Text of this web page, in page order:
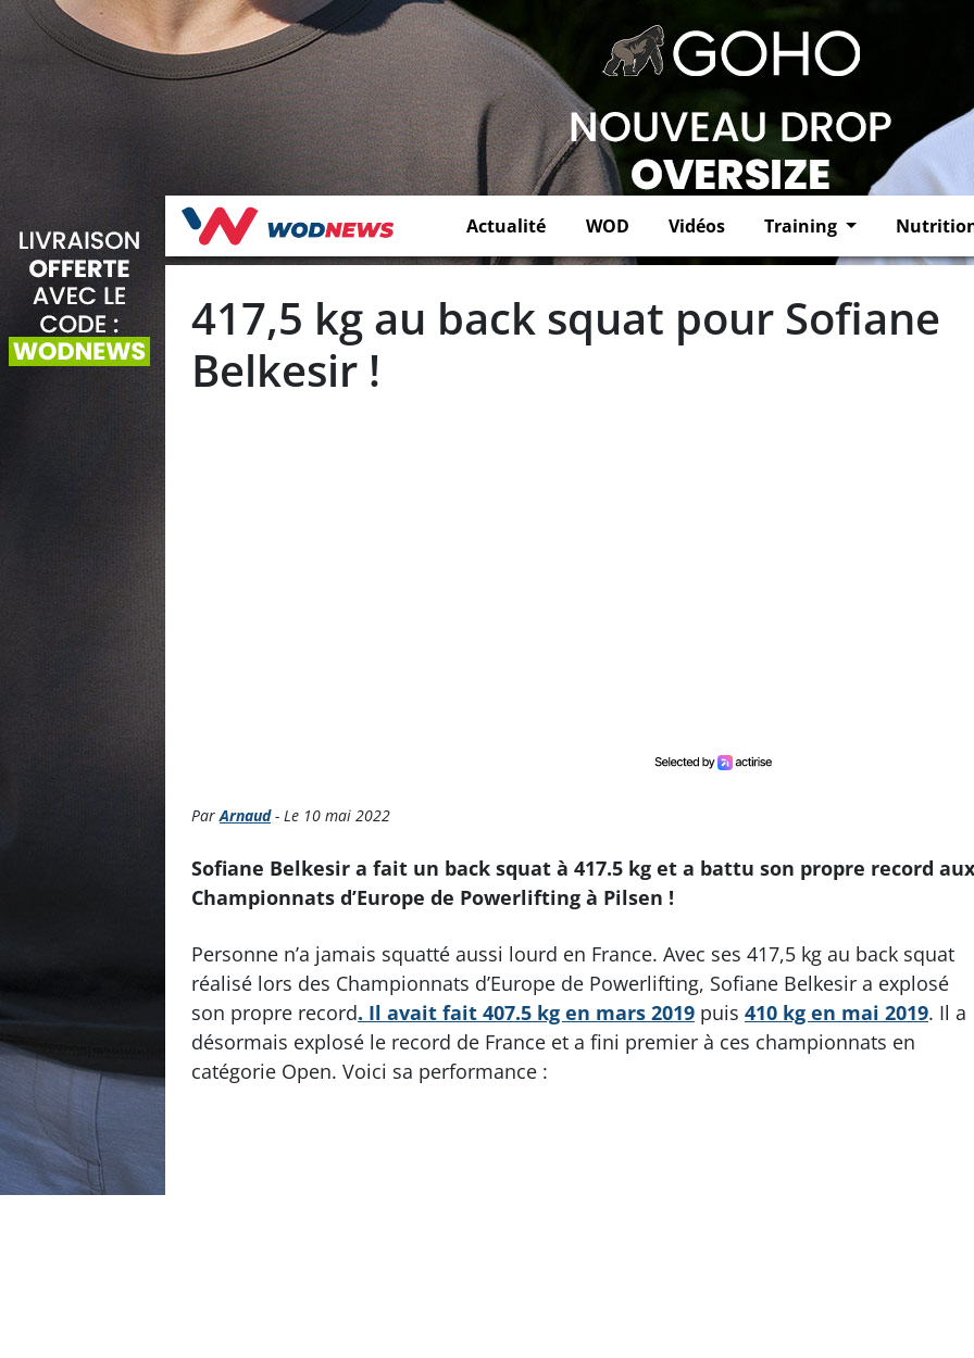
Actualité WOD Vidéos Training
417,5 kg au back squat pour Sofiane
Belkesir !
ParArnaud- Le 10 mai 2022
Sofiane Belkesir a fait un back squat à 417.5 kg et a battu son propre record aux
Championnats d’Europe de Powerlifting à Pilsen !
Personne n’a jamais squatté aussi lourd en France. Avec ses 417,5 kg au back squat
réalisé lors des Championnats d’Europe de Powerlifting, Sofiane Belkesir a explosé
son propre record. Il avait fait 407.5 kg en mars 2019 puis 410 kg en mai 2019. Il a
désormais explosé le record de France et a fini premier à ces championnats en
catégorie Open. Voici sa performance :